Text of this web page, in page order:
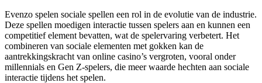
Evenzo spelen sociale spellen een rol in de evolutie van de industrie.
Deze spellen moedigen interactie tussen spelers aan en kunnen een
competitief element bevatten, wat de spelervaring verbetert. Het
combineren van sociale elementen met gokken kan de
aantrekkingskracht van online casino’s vergroten, vooral onder
millennials en Gen Z-spelers, die meer waarde hechten aan sociale
interactie tijdens het spelen.